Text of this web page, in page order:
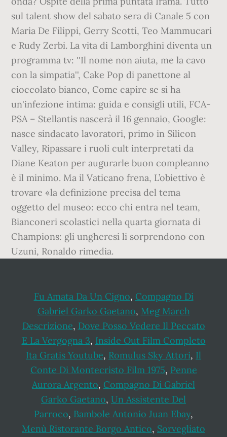
Fu Amata Da Un Cigno, Compagno Di
Gabriel Garko Gaetano, Meg March
Descrizione, Dove Posso Vedere Il Peccato
E La Vergogna 3, Inside Out Film Completo
Ita Gratis Youtube, Romulus Sky Attori, Il
Conte Di Montecristo Film 1975, Penne
Aurora Argento, Compagno Di Gabriel
Garko Gaetano, Un Assistente Del
Parroco, Bambole Antonio Juan Ebay,
Menù Ristorante Borgo Antico, Sorvegliato